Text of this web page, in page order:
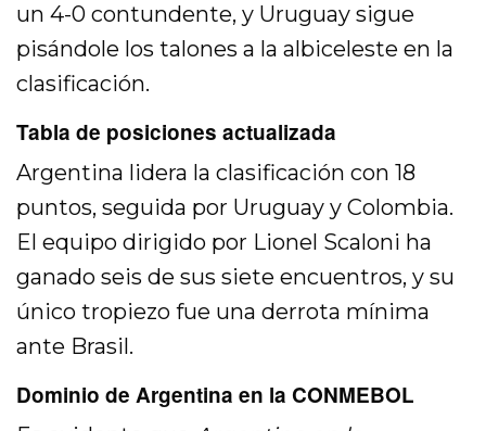
un 4-0 contundente, y Uruguay sigue
pisándole los talones a la albiceleste en la
clasificación.
Tabla de posiciones actualizada
Argentina lidera la clasificación con 18
puntos, seguida por Uruguay y Colombia.
El equipo dirigido por Lionel Scaloni ha
ganado seis de sus siete encuentros, y su
único tropiezo fue una derrota mínima
ante Brasil.
Dominio de Argentina en la CONMEBOL